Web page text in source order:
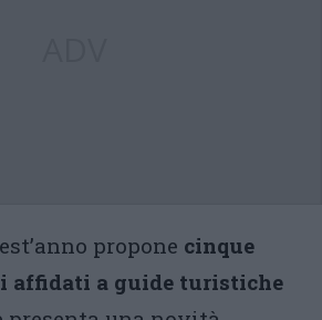
propone cinque
affidati a guide turistiche